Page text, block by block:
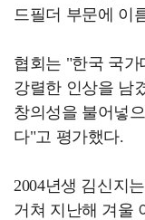
드필더 부문에 이
협회는 "한국 국가
강렬한 인상을 남
창의성을 불어넣
다"고 평가했다.
2004년생 김신지
거쳐 지난해 겨울